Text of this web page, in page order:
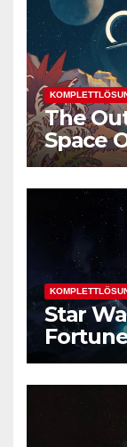
The
Space
Star